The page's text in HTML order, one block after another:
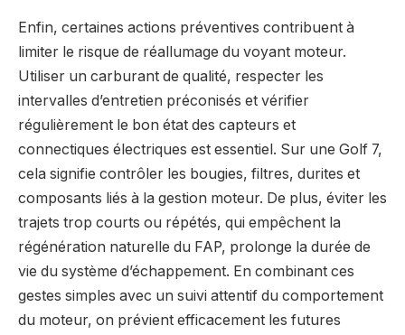
Enfin, certaines actions préventives contribuent à
limiter le risque de réallumage du voyant moteur.
Utiliser un carburant de qualité, respecter les
intervalles d’entretien préconisés et vérifier
régulièrement le bon état des capteurs et
connectiques électriques est essentiel. Sur une Golf 7,
cela signifie contrôler les bougies, filtres, durites et
composants liés à la gestion moteur. De plus, éviter les
trajets trop courts ou répétés, qui empêchent la
régénération naturelle du FAP, prolonge la durée de
vie du système d’échappement. En combinant ces
gestes simples avec un suivi attentif du comportement
du moteur, on prévient efficacement les futures